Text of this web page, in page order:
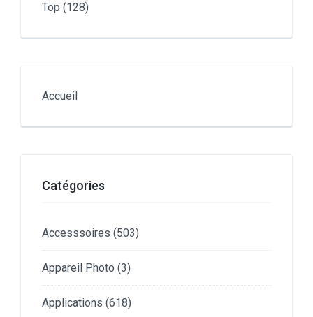
Top (128)
Accueil
Catégories
Accesssoires (503)
Appareil Photo (3)
Applications (618)